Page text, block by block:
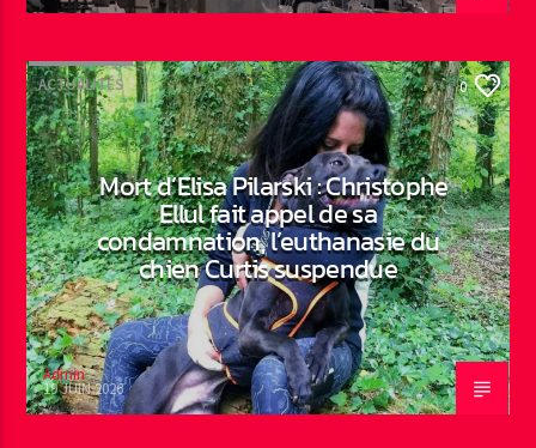
ACTUALITÉS 0
Mort d’Elisa Pilarski : Christophe
Ellul fait appel de sa
condamnation, l’euthanasie du
chien Curtis suspendue
Admin
19 JUIN 2026